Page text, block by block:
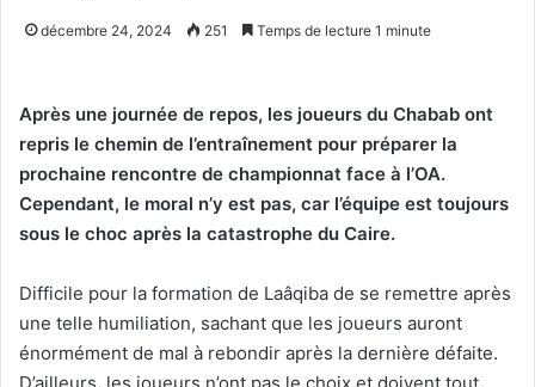
décembre 24, 2024 251 Temps de lecture 1 minute
Après une journée de repos, les joueurs du Chabab ont
repris le chemin de l’entraînement pour préparer la
prochaine rencontre de championnat face à l’OA.
Cependant, le moral n’y est pas, car l’équipe est toujours
sous le choc après la catastrophe du Caire.
Difficile pour la formation de Laâqiba de se remettre après
une telle humiliation, sachant que les joueurs auront
énormément de mal à rebondir après la dernière défaite.